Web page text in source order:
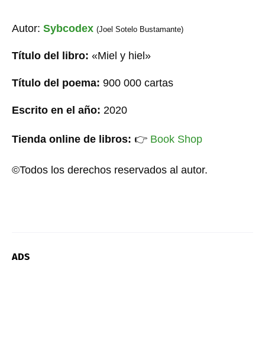
Autor: Sybcodex (Joel Sotelo Bustamante)
Título del libro: «Miel y hiel»
Título del poema: 900 000 cartas
Escrito en el año: 2020
Tienda online de libros: 👉 Book Shop
©Todos los derechos reservados al autor.
ADS